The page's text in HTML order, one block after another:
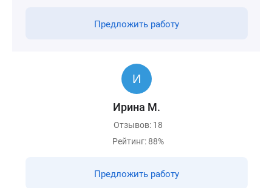
Предложить работу
Ирина М.
Отзывов: 18
Рейтинг: 88%
Предложить работу